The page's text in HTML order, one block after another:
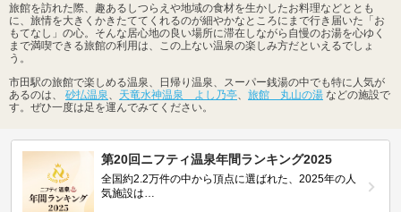
旅館を訪れた際、趣あるしつらえや地域の食材を生かしたお料理などととも
に、旅情を大きくかきたててくれるのが細やかなところにまで行き届いた「お
もてなし」の心。そんな居心地の良い場所に滞在しながら自慢のお湯を心ゆく
まで満喫できる旅館の利用は、この上ない温泉の楽しみ方だといえるでしょ
う。
市田駅の旅館で楽しめる温泉、日帰り温泉、スーパー銭湯の中でも特に人気が
あるのは、 砂払温泉 天竜水神温泉 よし乃亭 旅館 丸山の湯 などの施設で
す。ぜひ一度は足を運んでみてください。
第20回ニフティ温泉年間ランキング2025
全国約2.2万件の中から頂点に選ばれた、2025年の人
気施設は…